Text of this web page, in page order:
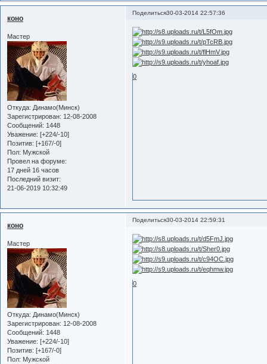
Поделиться30-03-2014 22:57:36
коно
Мастер
Откуда: Динамо(Минск)
Зарегистрирован: 12-08-2008
Сообщений: 1448
Уважение: [+224/-10]
Позитив: [+167/-0]
Пол: Мужской
Провел на форуме:
17 дней 16 часов
Последний визит:
21-06-2019 10:32:49
0
Поделиться30-03-2014 22:59:31
коно
Мастер
Откуда: Динамо(Минск)
Зарегистрирован: 12-08-2008
Сообщений: 1448
Уважение: [+224/-10]
Позитив: [+167/-0]
Пол: Мужской
0